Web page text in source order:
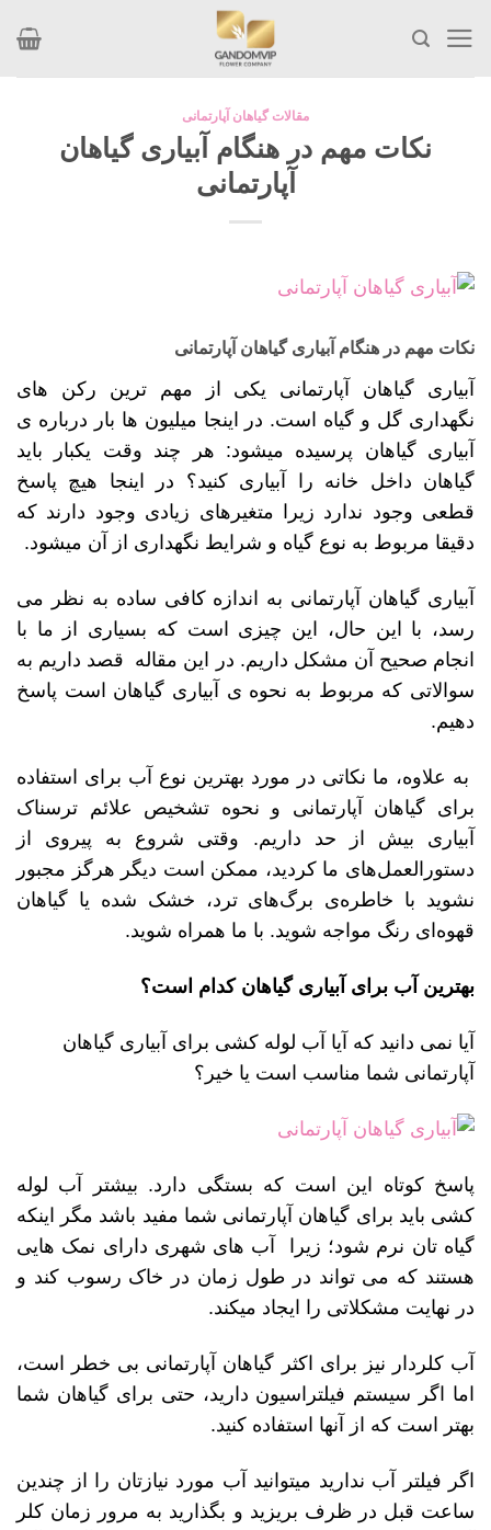
content
مقالات گیاهان آپارتمانی
نکات مهم در هنگام آبیاری گیاهان
آپارتمانی
نکات مهم در هنگام آبیاری گیاهان آپارتمانی
آبیاری گیاهان آپارتمانی یکی از مهم ترین رکن های
نگهداری گل و گیاه است. در اینجا میلیون ها بار درباره ی
آبیاری گیاهان پرسیده می­شود: هر چند وقت یکبار باید
گیاهان داخل خانه را آبیاری کنید؟ در اینجا هیچ پاسخ
قطعی وجود ندارد زیرا متغیرهای زیادی وجود دارند که
دقیقا مربوط به نوع گیاه و شرایط نگهداری از آن می­شود.
آبیاری گیاهان آپارتمانی به اندازه کافی ساده به نظر می
رسد، با این حال، این چیزی است که بسیاری از ما با
انجام صحیح آن مشکل داریم. در این مقاله قصد داریم به
سوالاتی که مربوط به نحوه ی آبیاری گیاهان است پاسخ
دهیم.
به علاوه، ما نکاتی در مورد بهترین نوع آب برای استفاده
برای گیاهان آپارتمانی و نحوه تشخیص علائم ترسناک
آبیاری بیش از حد داریم. وقتی شروع به پیروی از
دستورالعمل‌های ما کردید، ممکن است دیگر هرگز مجبور
نشوید با خاطره‌ی برگ‌های ترد، خشک شده یا گیاهان
قهوه‌ای رنگ مواجه شوید. با ما همراه شوید.
بهترین آب برای آبیاری گیاهان کدام است؟
آیا نمی دانید که آیا آب لوله کشی برای آبیاری گیاهان
آپارتمانی شما مناسب است یا خیر؟
پاسخ کوتاه این است که بستگی دارد. بیشتر آب لوله
کشی باید برای گیاهان آپارتمانی شما مفید باشد مگر اینکه
گیاه تان نرم شود؛ زیرا آب های شهری دارای نمک هایی
هستند که می تواند در طول زمان در خاک رسوب کند و
در نهایت مشکلاتی را ایجاد می­کند.
آب کلردار نیز برای اکثر گیاهان آپارتمانی بی خطر است،
اما اگر سیستم فیلتراسیون دارید، حتی برای گیاهان شما
بهتر است که از آنها استفاده کنید.
اگر فیلتر آب ندارید میتوانید آب مورد نیازتان را از چندین
ساعت قبل در ظرف بریزید و بگذارید به مرور زمان کلر